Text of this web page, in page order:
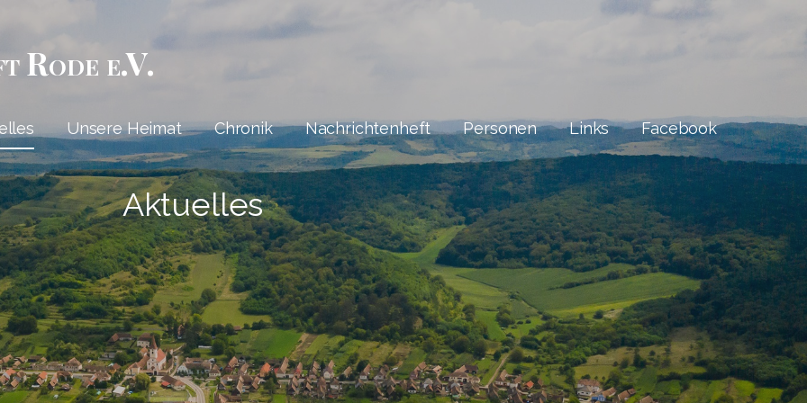
Rode e.V.
Unsere Heimat Chronik Nachrichtenheft Personen Links Facebook
Aktuelles